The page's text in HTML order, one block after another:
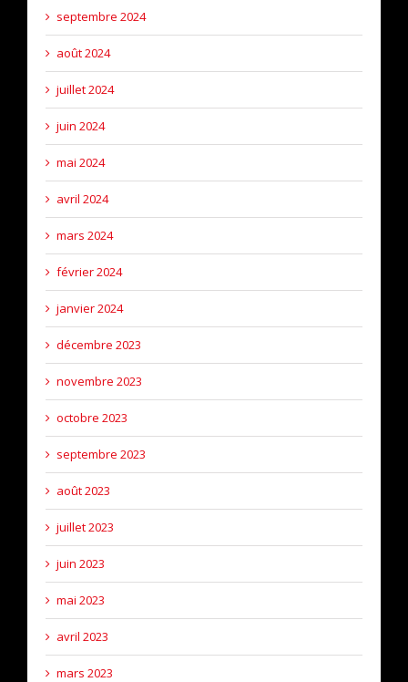
septembre 2024
août 2024
juillet 2024
juin 2024
mai 2024
avril 2024
mars 2024
février 2024
janvier 2024
décembre 2023
novembre 2023
octobre 2023
septembre 2023
août 2023
juillet 2023
juin 2023
mai 2023
avril 2023
mars 2023